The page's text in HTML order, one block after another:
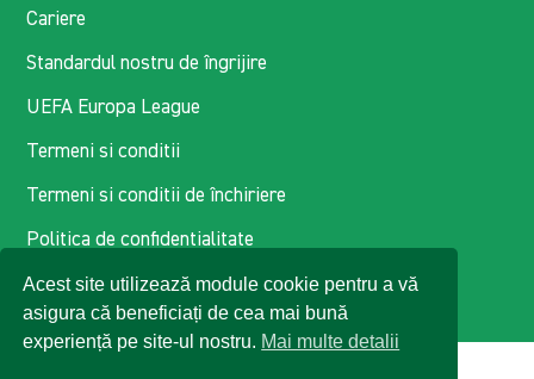
Cariere
Standardul nostru de îngrijire
UEFA Europa League
Termeni si conditii
Termeni si conditii de închiriere
Politica de confidentialitate
Politica de cookie-uri
Acest site utilizează module cookie pentru a vă
asigura că beneficiați de cea mai bună
experiență pe site-ul nostru. Mai multe detalii